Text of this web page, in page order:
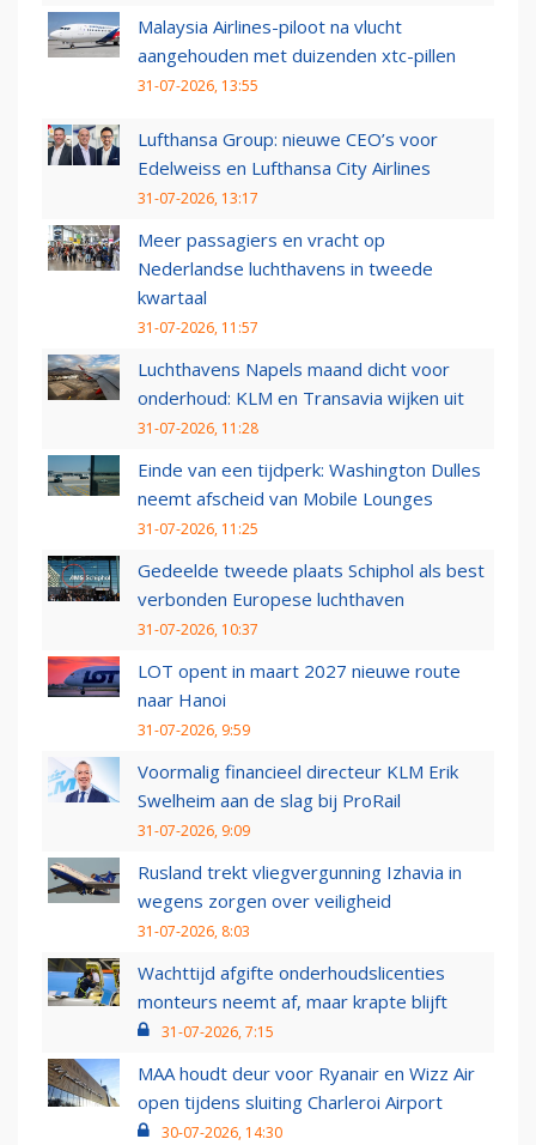
Malaysia Airlines-piloot na vlucht
aangehouden met duizenden xtc-pillen
31-07-2026, 13:55
Lufthansa Group: nieuwe CEO’s voor
Edelweiss en Lufthansa City Airlines
31-07-2026, 13:17
Meer passagiers en vracht op
Nederlandse luchthavens in tweede
kwartaal
31-07-2026, 11:57
Luchthavens Napels maand dicht voor
onderhoud: KLM en Transavia wijken uit
31-07-2026, 11:28
Einde van een tijdperk: Washington Dulles
neemt afscheid van Mobile Lounges
31-07-2026, 11:25
Gedeelde tweede plaats Schiphol als best
verbonden Europese luchthaven
31-07-2026, 10:37
LOT opent in maart 2027 nieuwe route
naar Hanoi
31-07-2026, 9:59
Voormalig financieel directeur KLM Erik
Swelheim aan de slag bij ProRail
31-07-2026, 9:09
Rusland trekt vliegvergunning Izhavia in
wegens zorgen over veiligheid
31-07-2026, 8:03
Wachttijd afgifte onderhoudslicenties
monteurs neemt af, maar krapte blijft
31-07-2026, 7:15
MAA houdt deur voor Ryanair en Wizz Air
open tijdens sluiting Charleroi Airport
30-07-2026, 14:30